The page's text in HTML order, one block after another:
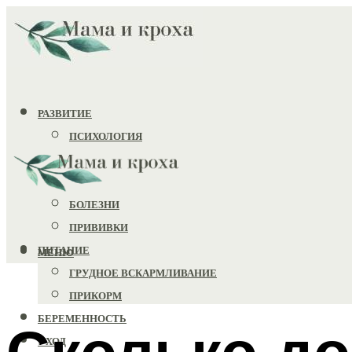
РАЗВИТИЕ
ПСИХОЛОГИЯ
ИГРУШКИ
ЗДОРОВЬЕ
БОЛЕЗНИ
ПРИВИВКИ
ПИТАНИЕ
ГРУДНОЕ ВСКАРМЛИВАНИЕ
ПРИКОРМ
БЕРЕМЕННОСТЬ
УХОД
МЕНЮ